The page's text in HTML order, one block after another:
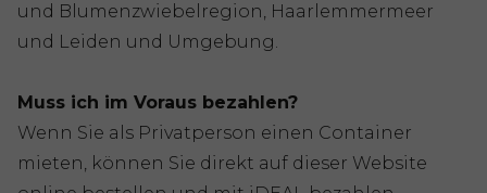
und Blumenzwiebelregion, Haarlemmermeer
und Leiden und Umgebung.
Muss ich im Voraus bezahlen?
Wenn Sie als Privatperson einen Container
mieten, können Sie direkt auf dieser Website